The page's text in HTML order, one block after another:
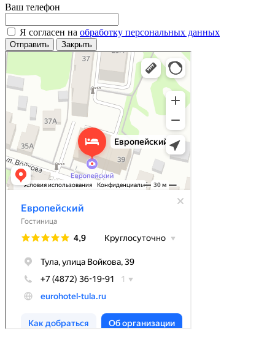
Ваш телефон
Я согласен на обработку персональных данных
Отправить Закрыть